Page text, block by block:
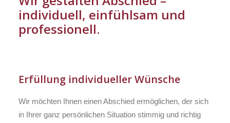
individuell, einfühlsam und
professionell.
Erfüllung individueller Wünsche
Wir möchten Ihnen einen Abschied ermöglichen, der sich
in Ihrer ganz persönlichen Situation stimmig und richtig